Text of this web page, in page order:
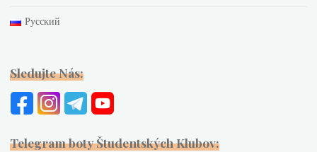
Русский
Sledujte Nás:
Telegram boty Študentských Klubov: